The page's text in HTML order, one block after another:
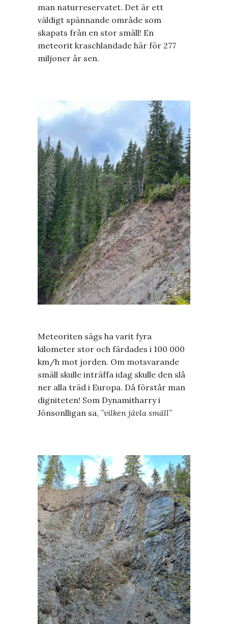
man naturreservatet. Det är ett
väldigt spännande område som
skapats från en stor smäll! En
meteorit kraschlandade här för 277
miljoner år sen.
Meteoriten sägs ha varit fyra
kilometer stor och färdades i 100 000
km/h mot jorden. Om motsvarande
smäll skulle inträffa idag skulle den slå
ner alla träd i Europa. Då förstår man
digniteten! Som Dynamitharry i
Jönsonlligan sa, ”vilken jävla smäll”